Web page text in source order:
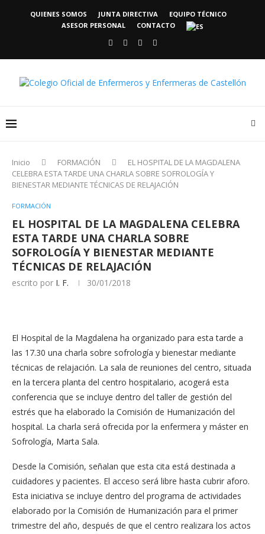
QUIENES SOMOS JUNTA DIRECTIVA
EQUIPO TÉCNICO
ASESOR PERSONAL
CONTACTO
Inicio FORMACIÓN
EL HOSPITAL DE LA MAGDALENA
CELEBRA ESTA TARDE UNA CHARLA SOBRE SOFROLOGÍA Y
BIENESTAR MEDIANTE TÉCNICAS DE RELAJACIÓN
FORMACIÓN
EL HOSPITAL DE LA MAGDALENA CELEBRA
ESTA TARDE UNA CHARLA SOBRE
SOFROLOGÍA Y BIENESTAR MEDIANTE
TÉCNICAS DE RELAJACIÓN
escrito por I. F. 30/01/2018
El Hospital de la Magdalena ha organizado para esta tarde a
las 17.30 una charla sobre sofrología y bienestar mediante
técnicas de relajación. La sala de reuniones del centro, situada
en la tercera planta del centro hospitalario, acogerá esta
conferencia que se incluye dentro del taller de gestión del
estrés que ha elaborado la Comisión de Humanización del
hospital. La charla será ofrecida por la enfermera y máster en
Sofrología, Marta Sala.
Desde la Comisión, señalan que esta cita está destinada a
cuidadores y pacientes. El acceso será libre hasta cubrir aforo.
Esta iniciativa se incluye dentro del programa de actividades
elaborado por la Comisión de Humanización para el primer
trimestre del año, después de que el centro realizara los actos